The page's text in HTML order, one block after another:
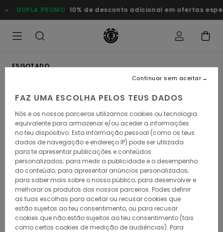
para
a
DUPLA PROMO 10% de desconto adicional em ofertas
ESGOTADO
FAZ UMA ESCOLHA PELOS TEUS DADOS
Nós e os nossos parceiros utilizamos cookies ou tecnologia
equivalente para armazenar e/ou aceder a informações
no teu dispositivo. Esta informação pessoal (como os teus
dados de navegação e endereço IP) pode ser utilizada
para te apresentar publicações e conteúdos
personalizados; para medir a publicidade e o desempenho
do conteúdo; para apresentar anúncios personalizados;
para saber mais sobre o nosso público; para desenvolver e
melhorar os produtos dos nossos parceiros. Podes definir
as tuas escolhas para aceitar ou recusar cookies que
estão sujeitos ao teu consentimento, ou para recusar
cookies que não estão sujeitos ao teu consentimento (tais
como certos cookies de medição de audiências). Para
Continuar sem aceitar